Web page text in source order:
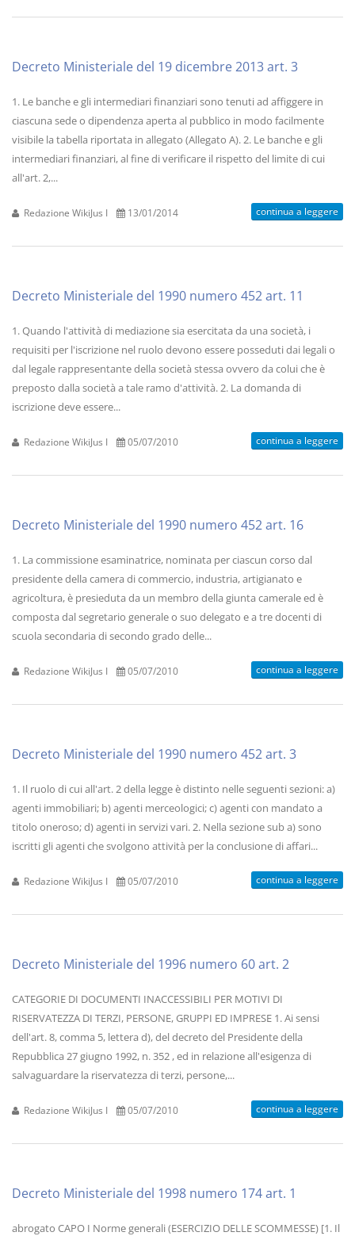
Decreto Ministeriale del 19 dicembre 2013 art. 3
1. Le banche e gli intermediari finanziari sono tenuti ad affiggere in
ciascuna sede o dipendenza aperta al pubblico in modo facilmente
visibile la tabella riportata in allegato (Allegato A). 2. Le banche e gli
intermediari finanziari, al fine di verificare il rispetto del limite di cui
all'art. 2,...
Redazione WikiJus I 13/01/2014 continua a leggere
Decreto Ministeriale del 1990 numero 452 art. 11
1. Quando l'attività di mediazione sia esercitata da una società, i
requisiti per l'iscrizione nel ruolo devono essere posseduti dai legali o
dal legale rappresentante della società stessa ovvero da colui che è
preposto dalla società a tale ramo d'attività. 2. La domanda di
iscrizione deve essere...
Redazione WikiJus I 05/07/2010 continua a leggere
Decreto Ministeriale del 1990 numero 452 art. 16
1. La commissione esaminatrice, nominata per ciascun corso dal
presidente della camera di commercio, industria, artigianato e
agricoltura, è presieduta da un membro della giunta camerale ed è
composta dal segretario generale o suo delegato e a tre docenti di
scuola secondaria di secondo grado delle...
Redazione WikiJus I 05/07/2010 continua a leggere
Decreto Ministeriale del 1990 numero 452 art. 3
1. Il ruolo di cui all'art. 2 della legge è distinto nelle seguenti sezioni: a)
agenti immobiliari; b) agenti merceologici; c) agenti con mandato a
titolo oneroso; d) agenti in servizi vari. 2. Nella sezione sub a) sono
iscritti gli agenti che svolgono attività per la conclusione di affari...
Redazione WikiJus I 05/07/2010 continua a leggere
Decreto Ministeriale del 1996 numero 60 art. 2
CATEGORIE DI DOCUMENTI INACCESSIBILI PER MOTIVI DI
RISERVATEZZA DI TERZI, PERSONE, GRUPPI ED IMPRESE 1. Ai sensi
dell'art. 8, comma 5, lettera d), del decreto del Presidente della
Repubblica 27 giugno 1992, n. 352 , ed in relazione all'esigenza di
salvaguardare la riservatezza di terzi, persone,...
Redazione WikiJus I 05/07/2010 continua a leggere
Decreto Ministeriale del 1998 numero 174 art. 1
abrogato CAPO I Norme generali (ESERCIZIO DELLE SCOMMESSE) [1. Il